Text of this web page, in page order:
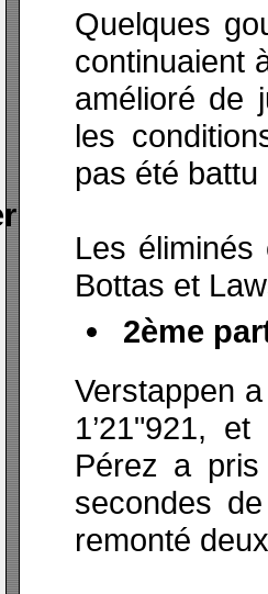
Quelques
continuaient
amélioré de
les
pas été
Les
Bottas et
2ème
Verstappen
1’21"921,
Pérez a
secondes
remonté